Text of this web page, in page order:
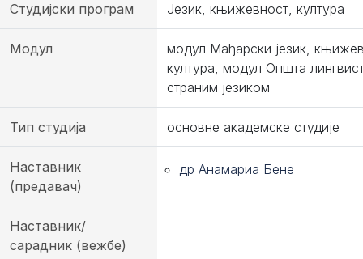
Студијски програм Језик, књижевност, култура
Модул
модул Мађарски језик,
култура, модул Општа
страним језиком
Тип студија основне академске студије
Наставник
(предавач)
др Анамариа Бене
Наставник/
сарадник (вежбе)